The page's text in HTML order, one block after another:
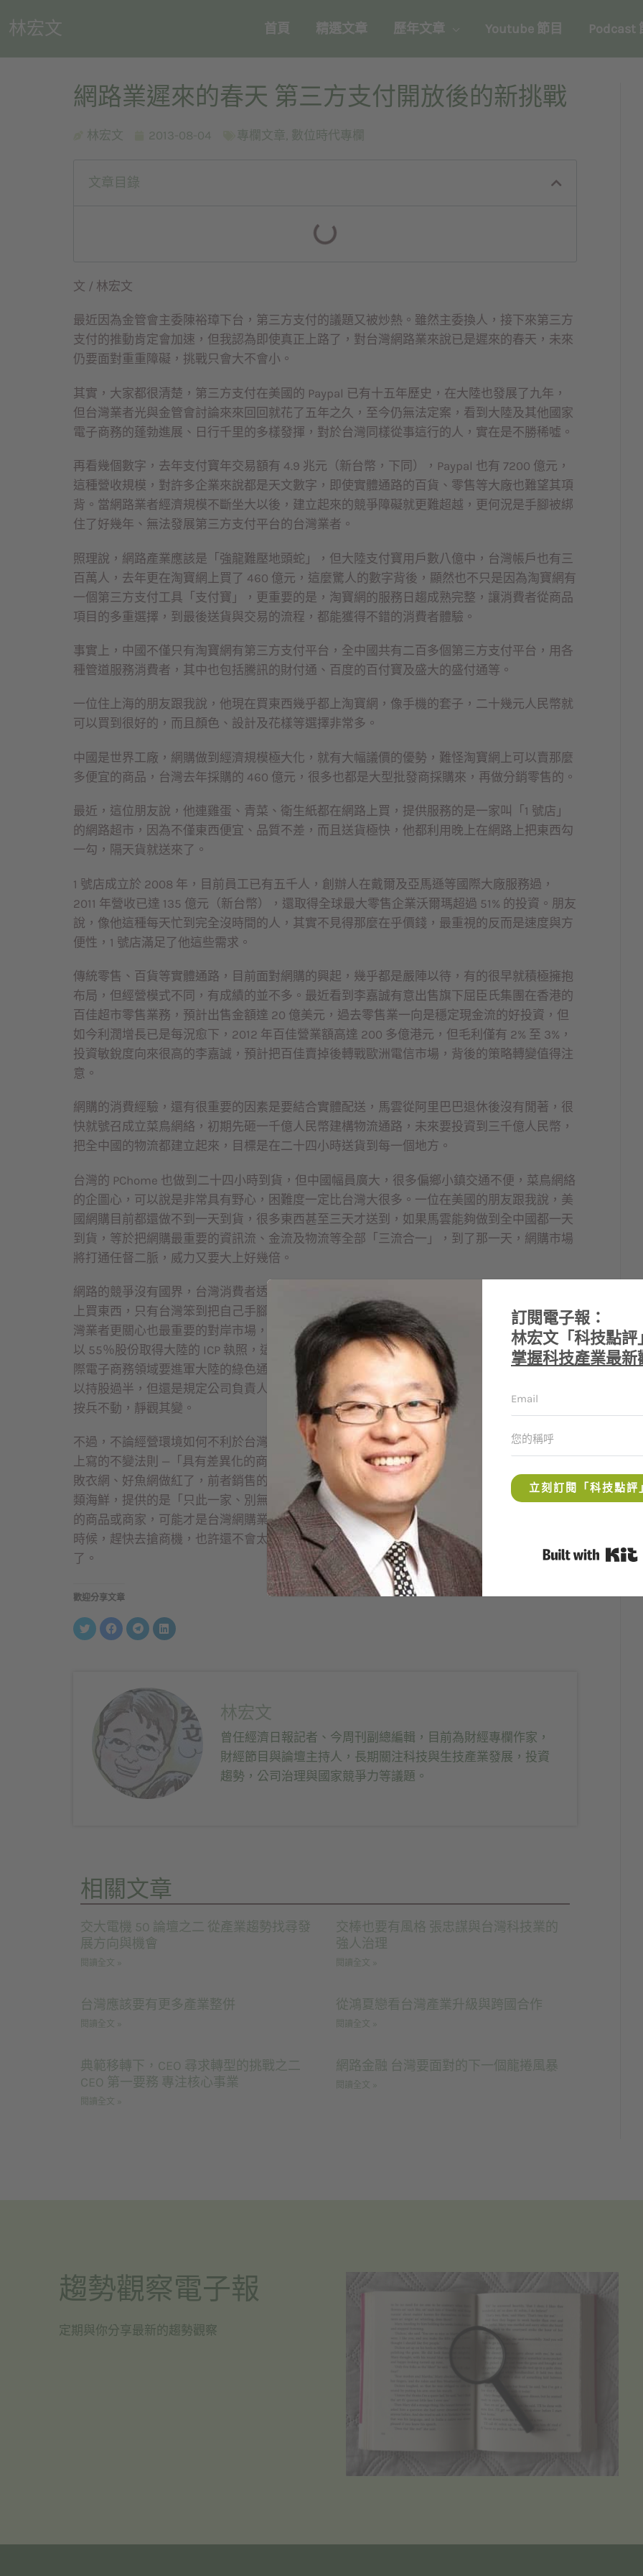
林宏文 首頁 精選文章 歷年文章 Youtube 節目 Podcast
網路業遲來的春天 第三方支付開放後的新挑戰
林宏文 2013-08-04 專欄文章, 數位時代專欄
文章目錄
文 / 林宏文
最近因為金管會主委陳裕璋下台，第三方支付的議題又被炒熱。雖然主委換人，接下來第三方
支付的推動肯定會加速，但我認為即使真正上路了，對台灣網路業來說已是遲來的春天，未來
仍要面對重重障礙，挑戰只會大不會小。
其實，大家都很清楚，第三方支付在美國的 Paypal 已有十五年歷史，在大陸也發展了九年，
但台灣業者光與金管會討論來來回回就花了五年之久，至今仍無法定案，看到大陸及其他國家
電子商務的蓬勃進展、日行千里的多樣發揮，對於台灣同樣從事這行的人，實在是不勝稀噓。
再看幾個數字，去年支付寶年交易額有 4.9 兆元（新台幣，下同），Paypal 也有 7200 億元，
這種營收規模，對許多企業來說都是天文數字，即使實體通路的百貨、零售等大廠也難望其項
背。當網路業者經濟規模不斷坐大以後，建立起來的競爭障礙就更難超越，更何況是手腳被綁
住了好幾年、無法發展第三方支付平台的台灣業者。
照理說，網路產業應該是「強龍難壓地頭蛇」，但大陸支付寶用戶數八億中，台灣帳戶也有三
百萬人，去年更在淘寶網上買了 460 億元，這麼驚人的數字背後，顯然也不只是因為淘寶網有
一個第三方支付工具「支付寶」，更重要的是，淘寶網的服務日趨成熟完整，讓消費者從商品
項目的多重選擇，到最後送貨與交易的流程，都能獲得不錯的消費者體驗。
事實上，中國不僅只有淘寶網有第三方支付平台，全中國共有二百多個第三方支付平台，用各
種管道服務消費者，其中也包括騰訊的財付通、百度的百付寶及盛大的盛付通等。
一位住上海的朋友跟我說，他現在買東西幾乎都上淘寶網，像手機的套子，二十幾元人民幣就
可以買到很好的，而且顏色、設計及花樣等選擇非常多。
中國是世界工廠，網購做到經濟規模極大化，就有大幅議價的優勢，難怪淘寶網上可以賣那麼
多便宜的商品，台灣去年採購的 460 億元，很多也都是大型批發商採購來，再做分銷零售的。
最近，這位朋友說，他連雞蛋、青菜、衛生紙都在網路上買，提供服務的是一家叫「1 號店」
的網路超市，因為不僅東西便宜、品質不差，而且送貨極快，他都利用晚上在網路上把東西勾
一勾，隔天貨就送來了。
1 號店成立於 2008 年，目前員工已有五千人，創辦人在戴爾及亞馬遜等國際大廠服務過，
2011 年營收已達 135 億元（新台幣），還取得全球最大零售企業沃爾瑪超過 51% 的投資。朋友
說，像他這種每天忙到完全沒時間的人，其實不見得那麼在乎價錢，最重視的反而是速度與方
便性，1 號店滿足了他這些需求。
傳統零售、百貨等實體通路，目前面對網購的興起，幾乎都是嚴陣以待，有的很早就積極擁抱
布局，但經營模式不同，有成績的並不多。最近看到李嘉誠有意出售旗下屈臣氏集團在香港的
百佳超市零售業務，預計出售金額達 20 億美元，過去零售業一向是穩定現金流的好投資，但
如今利潤增長已是每況愈下，2012 年百佳營業額高達 200 多億港元，但毛利僅有 2% 至 3%，
投資敏銳度向來很高的李嘉誠，預計把百佳賣掉後轉戰歐洲電信市場，背後的策略轉變值得注
意。
網購的消費經驗，還有很重要的因素是要結合實體配送，馬雲從阿里巴巴退休後沒有閒著，很
快就號召成立菜鳥網絡，初期先砸一千億人民幣建構物流通路，未來要投資到三千億人民幣，
把全中國的物流都建立起來，目標是在二十四小時送貨到每一個地方。
台灣的 PChome 也做到二十四小時到貨，但中國幅員廣大，很多偏鄉小鎮交通不便，菜鳥網絡
的企圖心，可以說是非常具有野心，困難度一定比台灣大很多。一位在美國的朋友跟我說，美
國網購目前都還做不到一天到貨，很多東西甚至三天才送到，如果馬雲能夠做到全中國都一天
到貨，等於把網購最重要的資訊流、金流及物流等全部「三流合一」，到了那一天，網購市場
將打通任督二脈，威力又要大上好幾倍。
網路的競爭沒有國界，台灣消費者透過網路，不僅在淘寶網上買東西，也在樂天、亞馬遜等網
上買東西，只有台灣笨到把自己手腳綁起來，真的是「有此政府、何需敵人」。如今，對於台
灣業者更關心也最重要的對岸市場，在兩岸服務貿易協議中宣稱，已開放台灣電子商務業者可
以 55％股份取得大陸的 ICP 執照，這個號稱對台灣業者特別開放的條款，有機會讓台灣成為國
際電子商務領域要進軍大陸的綠色通道。不過，據業者與主管單位溝通後的了解，即使台灣可
以持股過半，但還是規定公司負責人需要是大陸人，這到底是不是玩真的，網路業界目前只能
按兵不動，靜觀其變。
不過，不論經營環境如何不利於台灣網路業者，我想，最終的競爭優勢，恐怕還是企管教科書
上寫的不變法則 —「具有差異化的商品及服務」。最近忙著創業的郭家齊及郭書齊兄弟，又把
敗衣網、好魚網做紅了，前者銷售的是設計師獨一無二的衣服，後者則是乾淨無毒又新鮮的魚
類海鮮，提供的是「只此一家、別無分號」的商品服務。我想，未來擁有台灣文創加值及特色
的商品或商家，可能才是台灣網購業者的經營利基，趁著中國大陸消費者對台灣還有些嚮往的
時候，趕快去搶商機，也許還不會太晚，畢竟那塊市場真的太大了，台灣實在不應該再缺席
了。
歡迎分享文章
分
享
按
一
Facebook(在
新
窗
開
啟)
按
一
Telegram(在
新
中
開
啟)
分
享
開
啟) 林宏文
曾任經濟日報記者、今周刊副總編輯，目前為財經專欄作家，
財經節目與論壇主持人，長期關注科技與生技產業發展，投資
趨勢，公司治理與國家競爭力等議題。
相關文章
交大電機 50 論壇之二 從產業趨勢找尋發
展方向與機會
閱讀全文 »
交棒也要有風格 張忠謀與台灣科技業的
強人治理
閱讀全文 »
台灣應該要有更多產業整併
閱讀全文 »
從鴻夏戀看台灣產業升級與跨國合作
閱讀全文 »
典範移轉下，CEO 尋求轉型的挑戰之二
CEO 第一要務 專注核心事業
閱讀全文 »
網路金融 台灣要面對的下一個龍捲風暴
閱讀全文 »
趨勢觀察電子報
定期與你分享最新的趨勢觀察
訂閱電子報：
林宏文「科技點評」
掌握科技產業最新
立刻訂閱「科技點評